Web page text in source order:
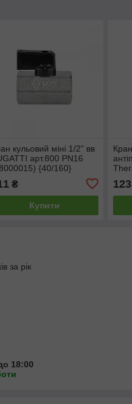
кульовий міні 1/2" вв
арт.800 PN16
{40/160}
₴
Купити
123
за рік
18:00